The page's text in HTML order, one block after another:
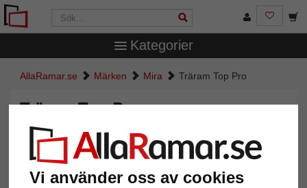
Vi använder oss av cookies
Kategorier
AllaRamar.se Märken Mira Träram Top Pro
Träram Top Pro